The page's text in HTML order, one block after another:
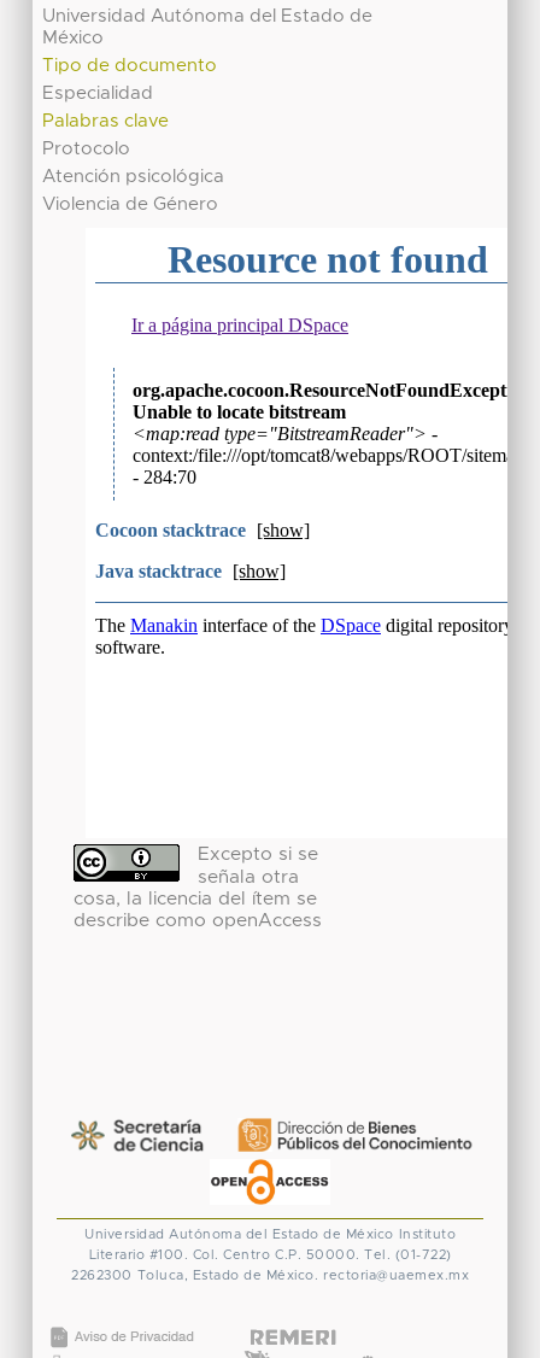
Universidad Autónoma del Estado de
México
Tipo de documento
Especialidad
Palabras clave
Protocolo
Atención psicológica
Violencia de Género
Excepto si se
señala otra
cosa, la licencia del ítem se
describe como openAccess
Universidad Autónoma del Estado de México
Instituto
Literario #100. Col. Centro C.P. 50000. Tel. (01-722)
2262300 Toluca, Estado de México. rectoria@uaemex.mx